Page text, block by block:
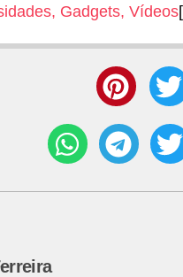
, Gadgets, Vídeos